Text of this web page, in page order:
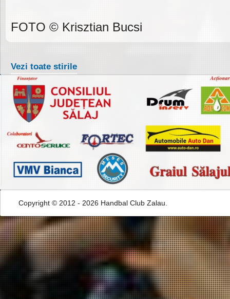
FOTO ©️ Krisztian Bucsi
Vezi toate stirile
Copyright © 2012 - 2026 Handbal Club Zalau.